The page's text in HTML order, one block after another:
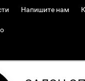
Напишите нам